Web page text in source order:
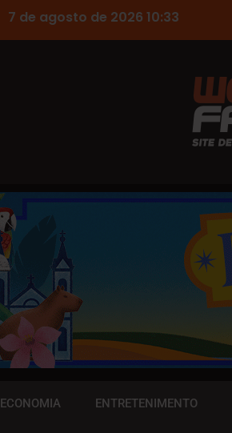
7 de agosto de 2026 10:33
ECONOMIA ENTRETENIMENTO